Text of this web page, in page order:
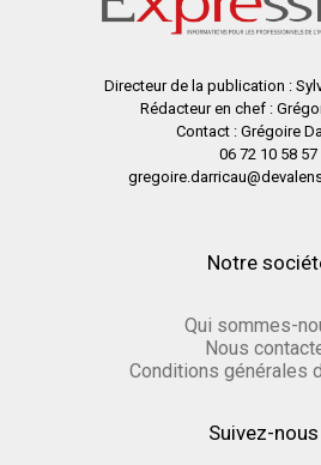
Directeur de la publication :
Rédacteur en chef :
Contact : Grégoire
06 72 10 58 57
Notre
Qui sommes-
Nous
Conditions générales
Suivez-nous